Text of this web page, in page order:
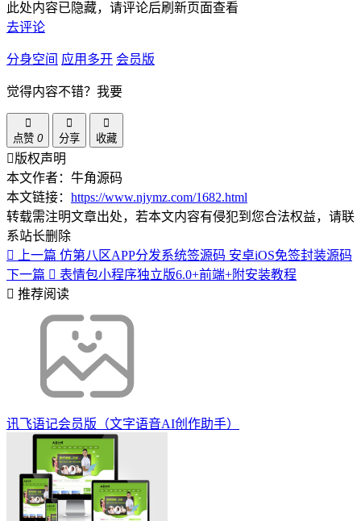
此处内容已隐藏，请评论后刷新页面查看
去评论
分身空间 应用多开 会员版
觉得内容不错？我要
点赞 0 分享 收藏
版权声明
本文作者：牛角源码
本文链接： https://www.njymz.com/1682.html
转载需注明文章出处，若本文内容有侵犯到您合法权益，请联
系站长删除
上一篇 仿第八区APP分发系统签源码 安卓iOS免签封装源码
下一篇
表情包小程序独立版6.0+前端+附安装教程
推荐阅读
讯飞语记会员版（文字语音AI创作助手）